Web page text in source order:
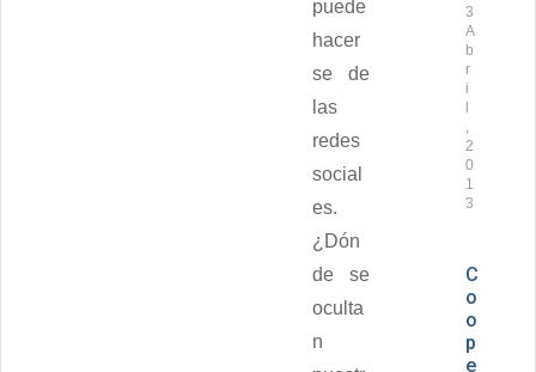
puede
hacer
se de
las
redes
social
es.
¿Dón
de se
oculta
n
3
A
b
r
i
l
2
0
1
3
C
o
o
p
e